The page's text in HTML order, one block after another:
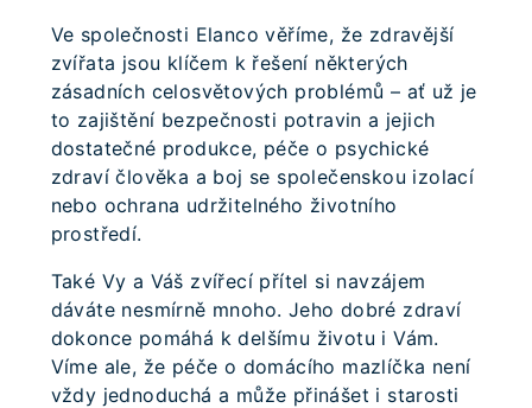
Ve společnosti Elanco věříme, že zdravější
zvířata jsou klíčem k řešení některých
zásadních celosvětových problémů – ať už je
to zajištění bezpečnosti potravin a jejich
dostatečné produkce, péče o psychické
zdraví člověka a boj se společenskou izolací
nebo ochrana udržitelného životního
prostředí.
Také Vy a Váš zvířecí přítel si navzájem
dáváte nesmírně mnoho. Jeho dobré zdraví
dokonce pomáhá k delšímu životu i Vám.
Víme ale, že péče o domácího mazlíčka není
vždy jednoduchá a může přinášet i starosti